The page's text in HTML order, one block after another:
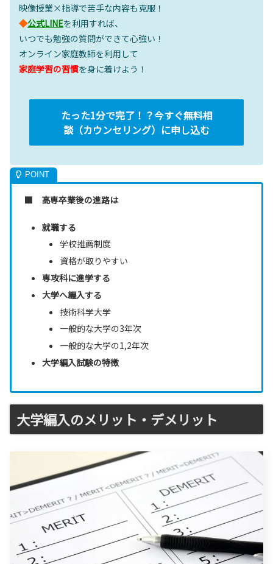
映像授業×指導で苦手な内容も克服！
◆公式LINEを利用すれば、
いつでも勉強の質問ができて心強い！
オンライン家庭教師を利用して
家庭学習の習慣を身に着けよう！
たった1分で完了！？今すぐ無料相
談（カウンセリング）に申し込む
■ 高専卒業後の進路は
就職する
学校推薦制度
資格が取りやすい
専攻科に進学する
大学へ編入する
技術科学大学
一般的な大学の3年次
一般的な大学の1,2年次
大学編入試験の特徴
大学編入のメリット・デメリット